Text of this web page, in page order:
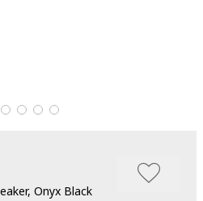
Onyx Black